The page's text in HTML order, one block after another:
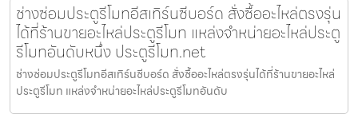
ช่างซ่อมประตูรีโมทอีสเทิร์นซีบอร์ด สั่งซื้ออะไหล่ตรงรุ่น
ได้ที่ร้านขายอะไหล่ประตูรีโมท แหล่งจำหน่ายอะไหล่ประตู
รีโมทอันดับหนึ่ง ประตูรีโมท.net
ช่างซ่อมประตูรีโมทอีสเทิร์นซีบอร์ด สั่งซื้ออะไหล่ตรงรุ่นได้ที่ร้านขายอะไหล่
ประตูรีโมท แหล่งจำหน่ายอะไหล่ประตูรีโมทอันดับ